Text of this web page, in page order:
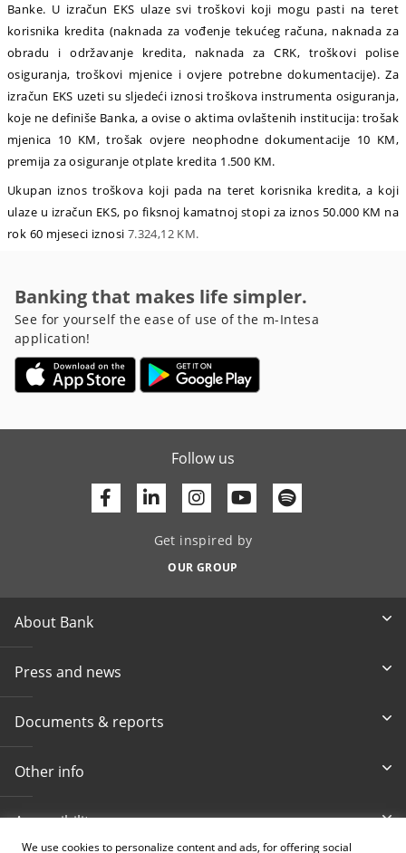
We use cookies to personalize content and ads, for offering social
Banke. U izračun EKS ulaze svi troškovi koji mogu pasti na teret
korisnika kredita (naknada za vođenje tekućeg računa, naknada za
obradu i održavanje kredita, naknada za CRK, troškovi polise
osiguranja, troškovi mjenice i ovjere potrebne dokumentacije). Za
izračun EKS uzeti su sljedeći iznosi troškova instrumenta osiguranja,
koje ne definiše Banka, a ovise o aktima ovlaštenih institucija: trošak
mjenica 10 KM, trošak ovjere neophodne dokumentacije 10 KM,
premija za osiguranje otplate kredita 1.500 KM.
Ukupan iznos troškova koji pada na teret korisnika kredita, a koji
ulaze u izračun EKS, po fiksnoj kamatnoj stopi za iznos 50.000 KM na
rok 60 mjeseci iznosi 7.324,12 KM.
Banking that makes life simpler.
See for yourself the ease of use of the m-Intesa
application!
Follow us
Facebook
Linkedin Youtube
Get inspired by
OUR GROUP
About Bank
Press and news
Documents & reports
Other info
Accessibility